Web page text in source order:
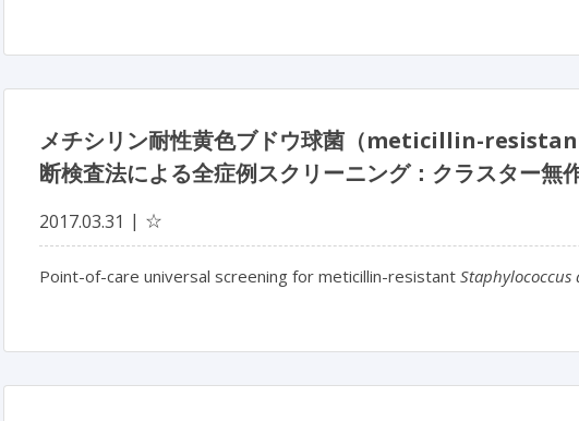
メチシリン耐性黄色ブドウ球菌（meticillin-
断検査法による全症例スクリーニング：クラスター無
2017.03.31 ☆
Point-of-care universal screening for meticillin-resistant Staphylococcus